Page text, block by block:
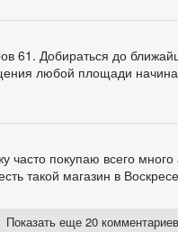
61. Добираться до
любой площади
часто покупаю всего
такой магазин в
Показать еще 20